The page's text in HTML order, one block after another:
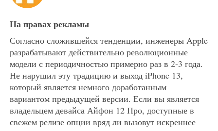
На правах рекламы
Согласно сложившейся тенденции, инженеры Apple
разрабатывают действительно революционные
модели с периодичностью примерно раз в 2-3 года.
Не нарушил эту традицию и выход iPhone 13,
который является немного доработанным
вариантом предыдущей версии. Если вы является
владельцем девайса Айфон 12 Про, доступные в
свежем релизе опции вряд ли вызовут искреннее